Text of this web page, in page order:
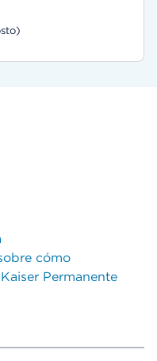
cómo
Permanente